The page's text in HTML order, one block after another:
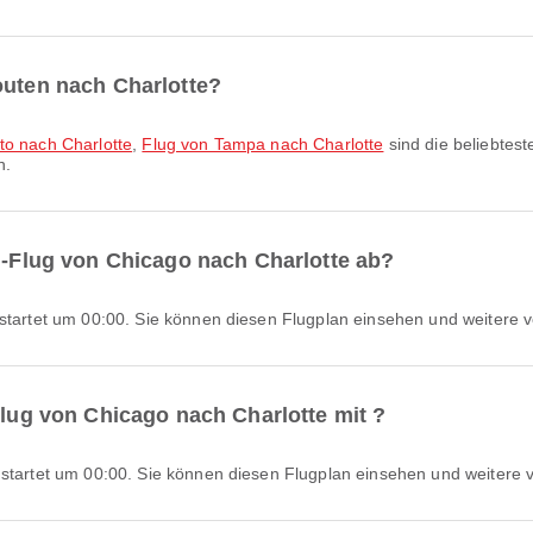
nach Charlotte?
nach Charlotte Flug von Tampa nach Charlotte sind die
von Chicago nach Charlotte ab?
um 00:00. Sie können diesen Flugplan einsehen und
von Chicago nach Charlotte mit ?
um 00:00. Sie können diesen Flugplan einsehen und